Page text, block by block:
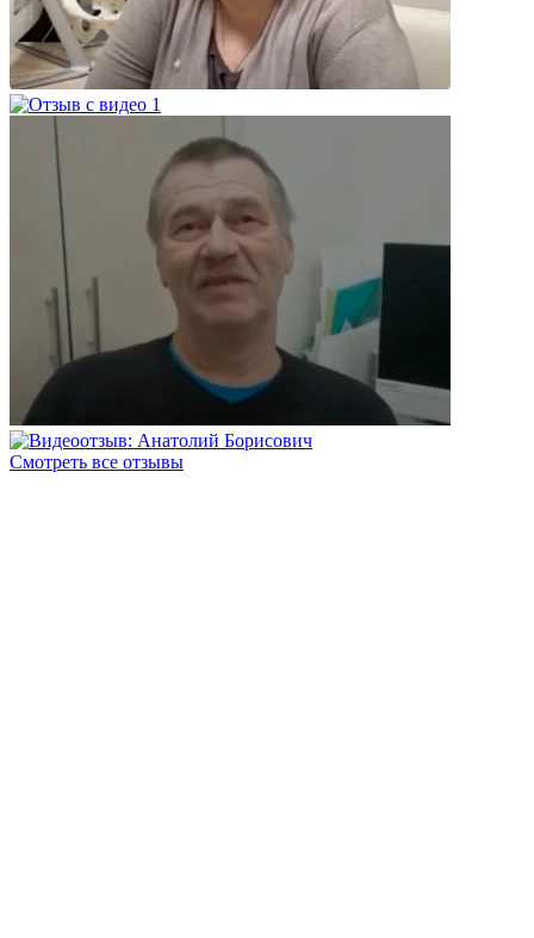
Смотреть все отзывы